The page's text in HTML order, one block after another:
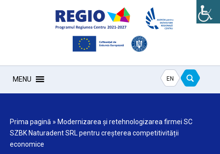
MENU EN
Prima pagină » Modernizarea și retehnologizarea firmei SC
SZBK Naturadent SRL pentru creșterea competitivității
economice